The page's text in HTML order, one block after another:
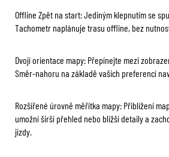
Offline Zpět na start: Jediným klepnutím se
Tachometr naplánuje trasu offline, bez
Dvojí orientace mapy: Přepínejte mezi
Směr-nahoru na základě vašich preferencí
Rozšířené úrovně měřítka mapy: Přiblížení
umožní širší přehled nebo bližší detaily a
jízdy.